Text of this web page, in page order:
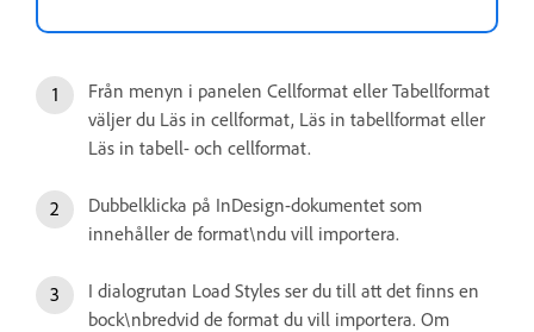
Från menyn i panelen Cellformat eller Tabellformat
väljer du Läs in cellformat, Läs in tabellformat eller
Läs in tabell- och cellformat.
Dubbelklicka på InDesign-dokumentet som
innehåller de format\ndu vill importera.
I dialogrutan Load Styles ser du till att det finns en
bock\nbredvid de format du vill importera. Om